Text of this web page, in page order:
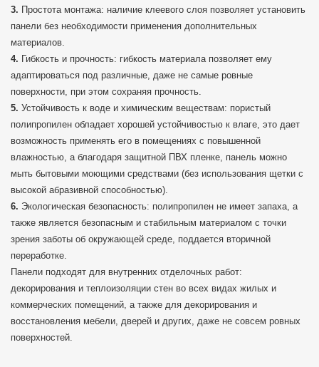
Простота монтажа: наличие клеевого слоя позволяет установить
панели без необходимости применения дополнительных
материалов.
Гибкость и прочность: гибкость материала позволяет ему
адаптироваться под различные, даже не самые ровные
поверхности, при этом сохраняя прочность.
Устойчивость к воде и химическим веществам: пористый
полипропилен обладает хорошей устойчивостью к влаге, это дает
возможность применять его в помещениях с повышенной
влажностью, а благодаря защитной ПВХ пленке, панель можно
мыть бытовыми моющими средствами (без использования щетки с
высокой абразивной способностью).
Экологическая безопасность: полипропилен не имеет запаха, а
также является безопасным и стабильным материалом с точки
зрения заботы об окружающей среде, поддается вторичной
переработке.
Панели подходят для внутренних отделочных работ:
декорирования и теплоизоляции стен во всех видах жилых и
коммерческих помещений, а также для декорирования и
восстановления мебели, дверей и других, даже не совсем ровных
поверхностей.